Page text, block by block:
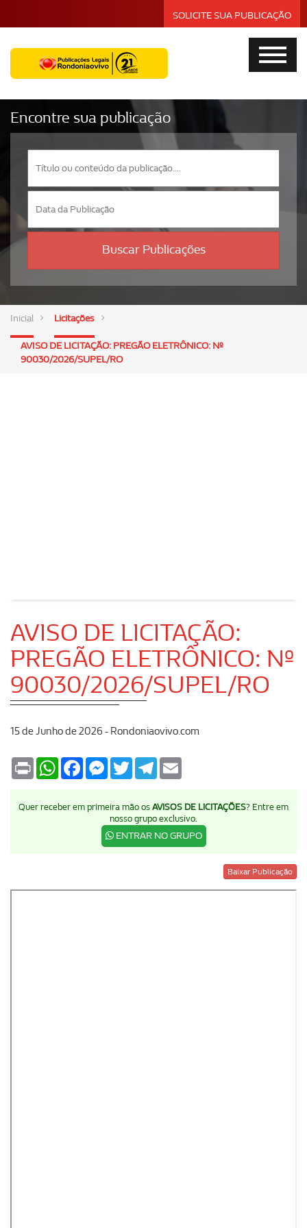
SOLICITE SUA PUBLICAÇÃO
Encontre sua publicação
Buscar Publicações
Inicial Licitações
AVISO DE LICITAÇÃO: PREGÃO ELETRÔNICO: Nº
90030/2026/SUPEL/RO
AVISO DE LICITAÇÃO:
PREGÃO ELETRÔNICO: Nº
90030/2026/SUPEL/RO
15 de Junho de 2026 - Rondoniaovivo.com
Print WhatsAppFacebookMessenger
TwitterTelegram
Quer receber em primeira mão os AVISOS DE LICITAÇÕES? Entre em
nosso grupo exclusivo.
ENTRAR NO GRUPO
Baixar Publicação